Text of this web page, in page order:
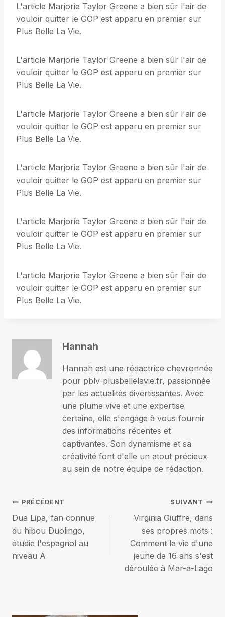
L'article Marjorie Taylor Greene a bien sûr l'air de
vouloir quitter le GOP est apparu en premier sur
Plus Belle La Vie.
L'article Marjorie Taylor Greene a bien sûr l'air de
vouloir quitter le GOP est apparu en premier sur
Plus Belle La Vie.
L'article Marjorie Taylor Greene a bien sûr l'air de
vouloir quitter le GOP est apparu en premier sur
Plus Belle La Vie.
L'article Marjorie Taylor Greene a bien sûr l'air de
vouloir quitter le GOP est apparu en premier sur
Plus Belle La Vie.
L'article Marjorie Taylor Greene a bien sûr l'air de
vouloir quitter le GOP est apparu en premier sur
Plus Belle La Vie.
L'article Marjorie Taylor Greene a bien sûr l'air de
vouloir quitter le GOP est apparu en premier sur
Plus Belle La Vie.
Hannah
Hannah est une rédactrice chevronnée
pour pblv-plusbellelavie.fr, passionnée
par les actualités divertissantes. Avec
une plume vive et une expertise
certaine, elle s'engage à vous fournir
des informations récentes et
captivantes. Son dynamisme et sa
créativité font d'elle un atout précieux
au sein de notre équipe de rédaction.
Navigation
de
l’article
PRÉCÉDENT
Dua Lipa, fan connue
du hibou Duolingo,
étudie l'espagnol au
niveau A
SUIVANT
Virginia Giuffre, dans
ses propres mots :
Comment la vie d'une
jeune de 16 ans s'est
déroulée à Mar-a-Lago